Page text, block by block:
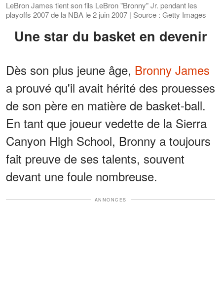
LeBron James tient son fils LeBron "Bronny" Jr. pendant les
playoffs 2007 de la NBA le 2 juin 2007 | Source : Getty Images
Une star du basket en devenir
Dès son plus jeune âge, Bronny James
a prouvé qu'il avait hérité des prouesses
de son père en matière de basket-ball.
En tant que joueur vedette de la Sierra
Canyon High School, Bronny a toujours
fait preuve de ses talents, souvent
devant une foule nombreuse.
ANNONCES